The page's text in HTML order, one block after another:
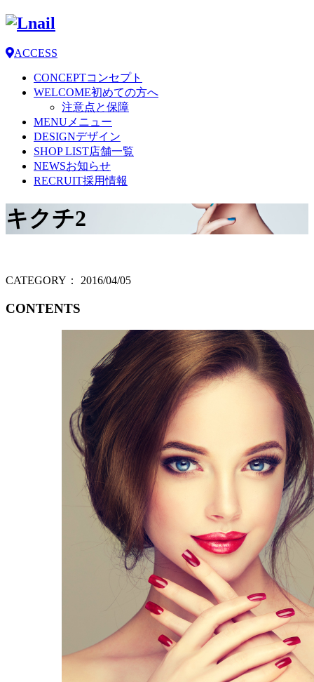
ACCESS
CONCEPTコンセプト
WELCOME初めての方へ
注意点と保障
MENU メニュー
DESIGNデザイン
SHOP LIST店舗一覧
NEWSお知らせ
RECRUIT採用情報
キクチ2
CATEGORY： 2016/04/05
CONTENTS